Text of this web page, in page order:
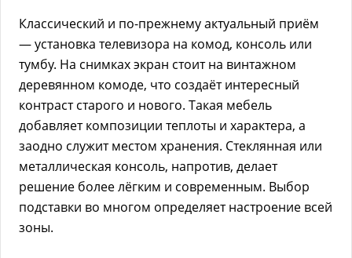
Классический и по-прежнему актуальный приём
— установка телевизора на комод, консоль или
тумбу. На снимках экран стоит на винтажном
деревянном комоде, что создаёт интересный
контраст старого и нового. Такая мебель
добавляет композиции теплоты и характера, а
заодно служит местом хранения. Стеклянная или
металлическая консоль, напротив, делает
решение более лёгким и современным. Выбор
подставки во многом определяет настроение всей
зоны.